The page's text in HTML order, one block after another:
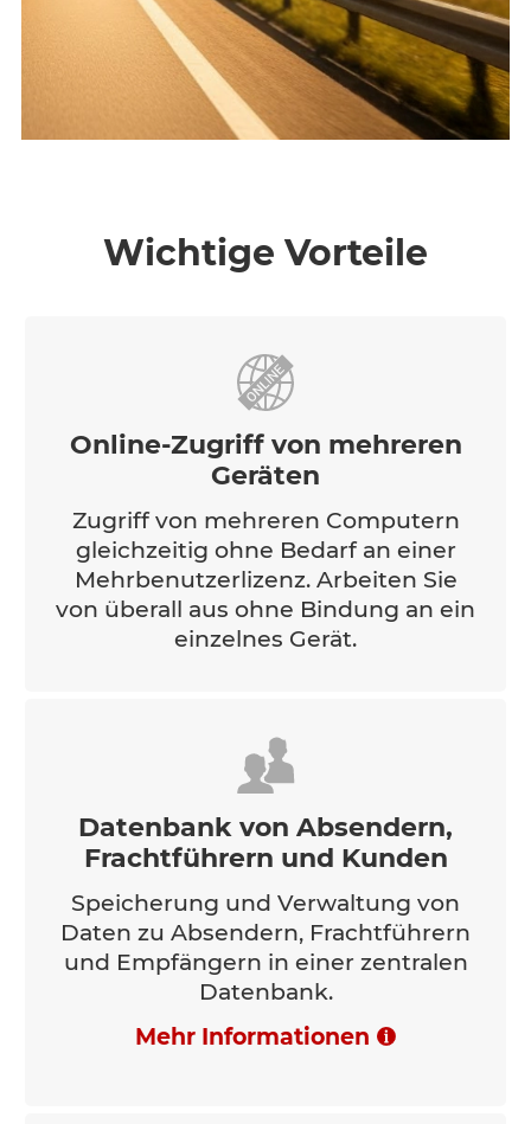
Wichtige Vorteile
Online-Zugriff von mehreren
Geräten
Zugriff von mehreren Computern
gleichzeitig ohne Bedarf an einer
Mehrbenutzerlizenz. Arbeiten Sie
von überall aus ohne Bindung an ein
einzelnes Gerät.
Datenbank von Absendern,
Frachtführern und Kunden
Speicherung und Verwaltung von
Daten zu Absendern, Frachtführern
und Empfängern in einer zentralen
Datenbank.
Mehr Informationen